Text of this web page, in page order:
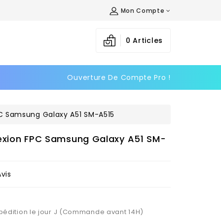
Mon Compte
0 Articles
Ouverture De Compte Pro !
Galaxy A51 SM-A515
FPC Samsung Galaxy A51 SM-
le jour J (Commande avant 14H)